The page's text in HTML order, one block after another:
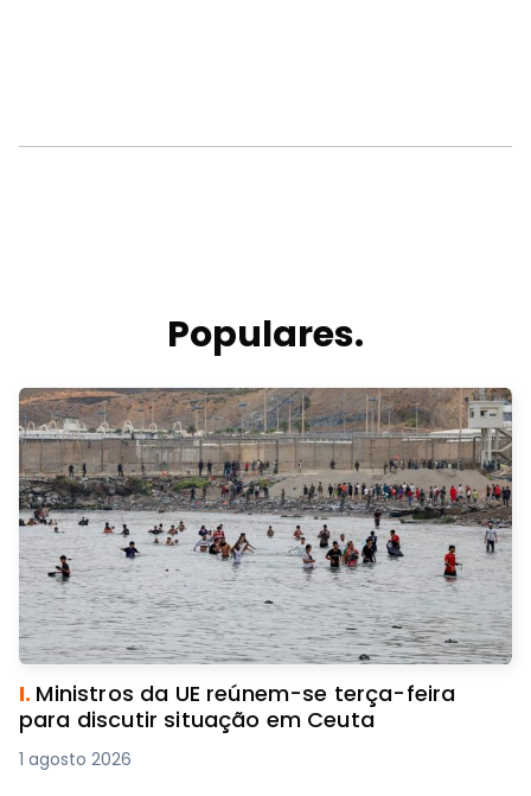
Populares.
I. Ministros da UE reúnem-se terça-feira
para discutir situação em Ceuta
1 agosto 2026